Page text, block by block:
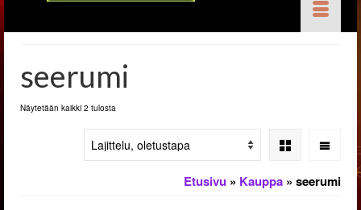
seerumi
Näytetään kaikki 2 tulosta
Etusivu » Kauppa » seerumi